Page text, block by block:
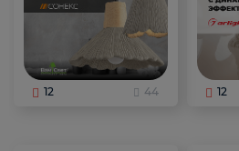
12 44 12